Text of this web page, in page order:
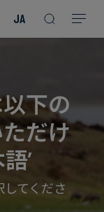
JA
Read more
Read more
Read more
Read more
Read more
下の
だけ
’
てくださ